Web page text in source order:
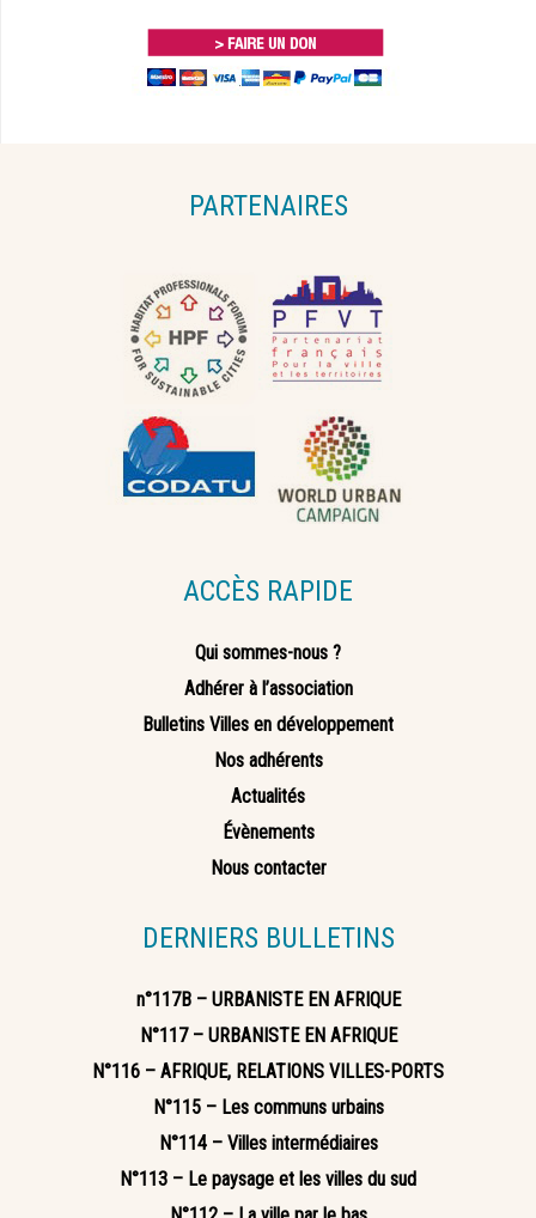
PARTENAIRES
ACCÈS RAPIDE
Qui sommes-nous ?
Adhérer à l’association
Bulletins Villes en développement
Nos adhérents
Actualités
Évènements
Nous contacter
DERNIERS BULLETINS
n°117B – URBANISTE EN AFRIQUE
N°117 – URBANISTE EN AFRIQUE
N°116 – AFRIQUE, RELATIONS VILLES-PORTS
N°115 – Les communs urbains
N°114 – Villes intermédiaires
N°113 – Le paysage et les villes du sud